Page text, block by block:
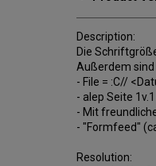
Description:
Die
Außerdem
- File = :C//
- alep Seite 1v.1
- Mit
- "Formfeed"
Resolution: